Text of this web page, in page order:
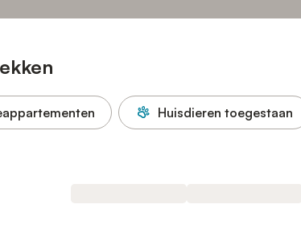
Huisdieren toegestaan